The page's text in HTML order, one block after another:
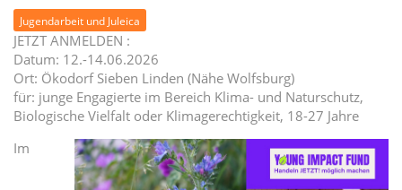
Jugendarbeit und Juleica
JETZT ANMELDEN :
Datum: 12.-14.06.2026
Ort: Ökodorf Sieben Linden (Nähe Wolfsburg)
für: junge Engagierte im Bereich Klima- und Naturschutz,
Biologische Vielfalt oder Klimagerechtigkeit, 18-27 Jahre
Im